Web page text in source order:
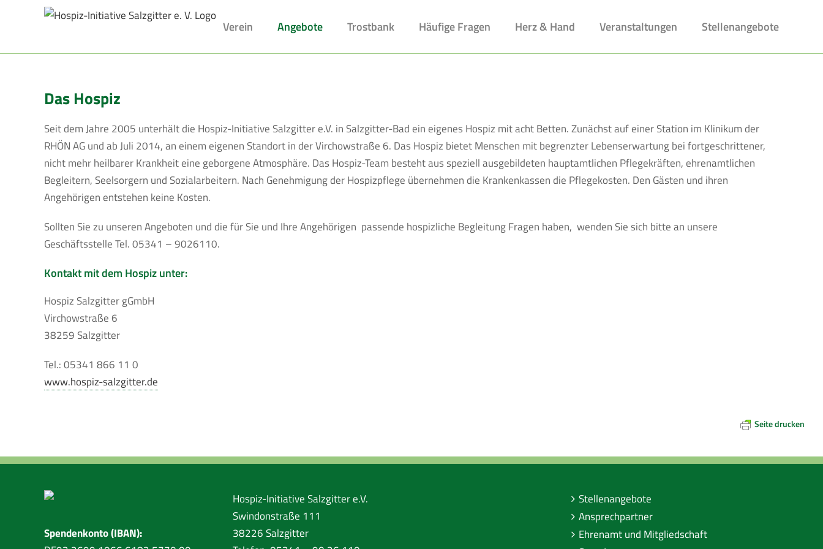
Verein Angebote Trostbank Häufige Fragen Herz & Hand Veranstaltungen Stellenangebote
Das Hospiz
Seit dem Jahre 2005 unterhält die Hospiz-Initiative Salzgitter e.V. in Salzgitter-Bad ein eigenes Hospiz mit acht Betten. Zunächst auf einer Station im Klinikum der
RHÖN AG und ab Juli 2014, an einem eigenen Standort in der Virchowstraße 6. Das Hospiz bietet Menschen mit begrenzter Lebenserwartung bei fortgeschrittener,
nicht mehr heilbarer Krankheit eine geborgene Atmosphäre. Das Hospiz-Team besteht aus speziell ausgebildeten hauptamtlichen Pflegekräften, ehrenamtlichen
Begleitern, Seelsorgern und Sozialarbeitern. Nach Genehmigung der Hospizpflege übernehmen die Krankenkassen die Pflegekosten. Den Gästen und ihren
Angehörigen entstehen keine Kosten.
Sollten Sie zu unseren Angeboten und die für Sie und Ihre Angehörigen passende hospizliche Begleitung Fragen haben, wenden Sie sich bitte an unsere
Geschäftsstelle Tel. 05341 – 9026110.
Kontakt mit dem Hospiz unter:
Hospiz Salzgitter gGmbH
Virchowstraße 6
38259 Salzgitter
Tel.: 05341 866 11 0
www.hospiz-salzgitter.de
Seite drucken
Spendenkonto (IBAN):
Hospiz-Initiative Salzgitter e.V.
Swindonstraße 111
38226 Salzgitter
Stellenangebote
Ansprechpartner
Ehrenamt und Mitgliedschaft